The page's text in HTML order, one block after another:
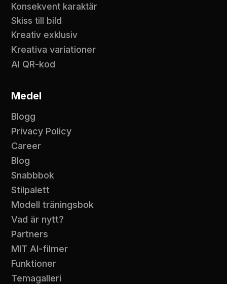
Konsekvent karaktär
Skiss till bild
Kreativ exklusiv
Kreativa variationer
AI QR-kod
Medel
Blogg
Privacy Policy
Career
Blog
Snabbbok
Stilpalett
Modell träningsbok
Vad är nytt?
Partners
MIT AI-filmer
Funktioner
Temagalleri